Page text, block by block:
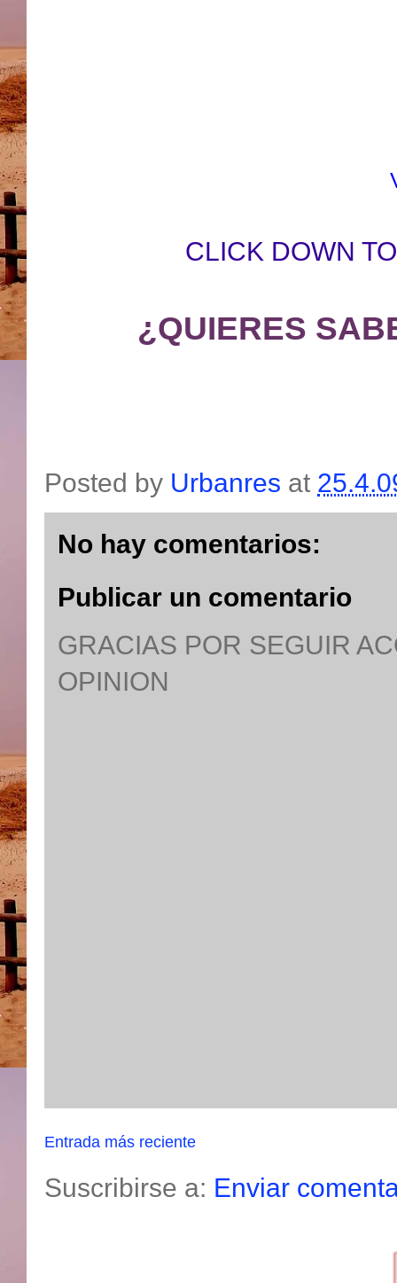
CLICK DOWN
¿QUIERES
Posted by Urbanres at
No hay comentarios:
Publicar un comentario
GRACIAS POR SEGUIR
OPINION
Entrada más reciente
Suscribirse a: Enviar